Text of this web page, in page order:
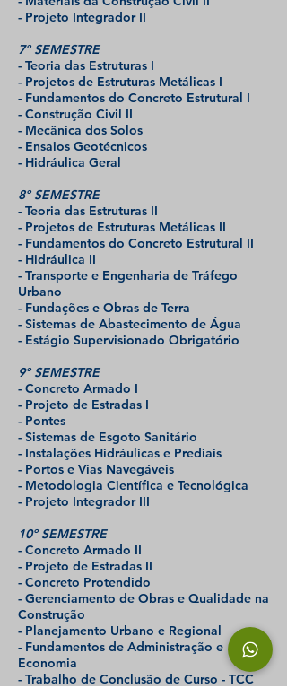
- Projeto Integrador II
7º SEMESTRE
- Teoria das Estruturas I
- Projetos de Estruturas Metálicas I
- Fundamentos do Concreto Estrutural I
- Construção Civil II
- Mecânica dos Solos
- Ensaios Geotécnicos
- Hidráulica Geral
8º SEMESTRE
- Teoria das Estruturas II
- Projetos de Estruturas Metálicas II
- Fundamentos do Concreto Estrutural II
- Hidráulica II
- Transporte e Engenharia de Tráfego
Urbano
- Fundações e Obras de Terra
- Sistemas de Abastecimento de Água
- Estágio Supervisionado Obrigatório
9º SEMESTRE
- Concreto Armado I
- Projeto de Estradas I
- Pontes
- Sistemas de Esgoto Sanitário
- Instalações Hidráulicas e Prediais
- Portos e Vias Navegáveis
- Metodologia Científica e Tecnológica
- Projeto Integrador III
10º SEMESTRE
- Concreto Armado II
- Projeto de Estradas II
- Concreto Protendido
- Gerenciamento de Obras e Qualidade na
Construção
- Planejamento Urbano e Regional
- Fundamentos de Administração e
Economia
- Trabalho de Conclusão de Curso - TCC